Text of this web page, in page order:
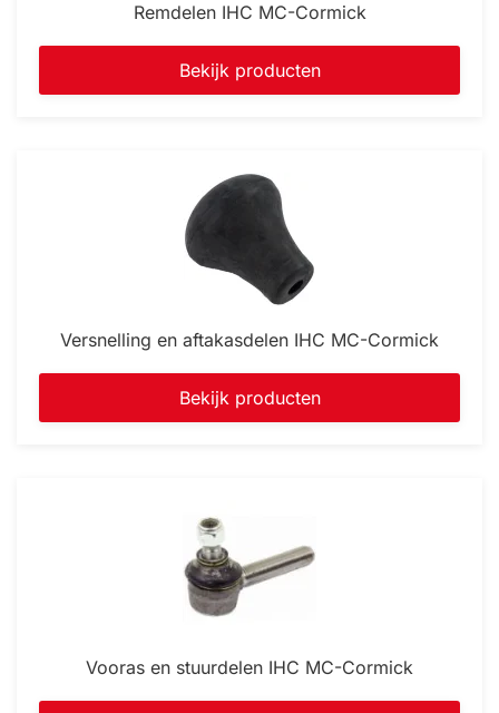
Remdelen IHC MC-Cormick
Bekijk producten
Versnelling en aftakasdelen IHC MC-Cormick
Bekijk producten
Vooras en stuurdelen IHC MC-Cormick